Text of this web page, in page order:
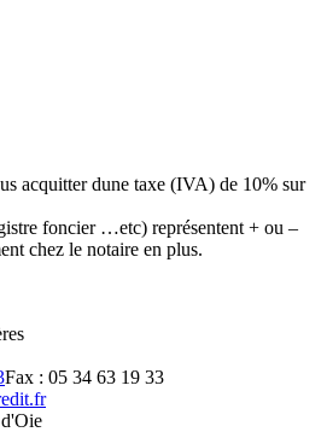
acquitter dune taxe (IVA) de 10% sur
foncier …etc) représentent + ou –
chez le notaire en plus.
Fax : 05 34 63 19 33